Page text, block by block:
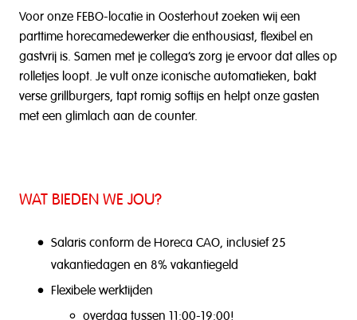
Voor onze FEBO-locatie in Oosterhout zoeken wij een
parttime horecamedewerker die enthousiast, flexibel en
gastvrij is. Samen met je collega’s zorg je ervoor dat alles op
rolletjes loopt. Je vult onze iconische automatieken, bakt
verse grillburgers, tapt romig softijs en helpt onze gasten
met een glimlach aan de counter.
WAT BIEDEN WE JOU?
Salaris conform de Horeca CAO, inclusief 25
vakantiedagen en 8% vakantiegeld
Flexibele werktijden
overdag tussen 11:00-19:00!